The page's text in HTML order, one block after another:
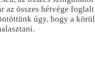
összes hétvége
úgy, hogy a